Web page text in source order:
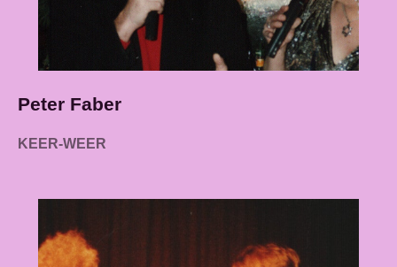
Peter Faber
KEER-WEER